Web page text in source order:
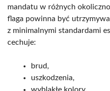
mandatu w różnych
flaga powinna być
z minimalnymi standardami
cechuje:
brud,
uszkodzenia,